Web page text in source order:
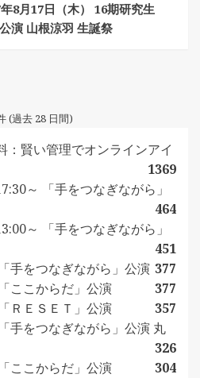
8月17日（木） 16期研究生
演 山根涼羽 生誕祭
(過去 28 日間)
：賢い管理でオンラインアイ
1369
～ 「手をつなぎながら」
464
～ 「手をつなぎながら」
451
手をつなぎながら」公演 377
ここからだ」公演
377
ＲＥＳＥＴ」公演
357
手をつなぎながら」公演 丸
326
ここからだ」公演
304